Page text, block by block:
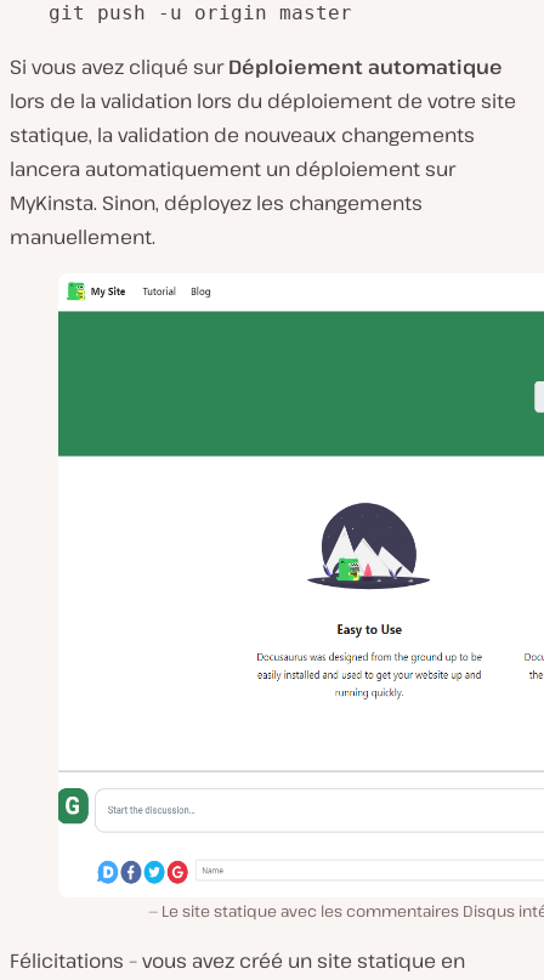
git push -u origin master
Si vous avez cliqué surDéploiement automatique
lors de la validation lors du déploiement de votre site
statique, la validation de nouveaux changements
lancera automatiquement un déploiement sur
MyKinsta. Sinon, déployez les changements
manuellement.
Le site statique avec les commentaires Disqus
Félicitations – vous avez créé un site statique en